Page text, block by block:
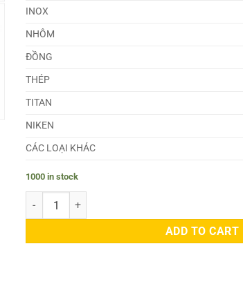
INOX
NHÔM
ĐỒNG
THÉP
TITAN
NIKEN
CÁC LOẠI KHÁC
1000 in stock
Lá Căn Đồng 2.0mm quantity
ADD TO CART